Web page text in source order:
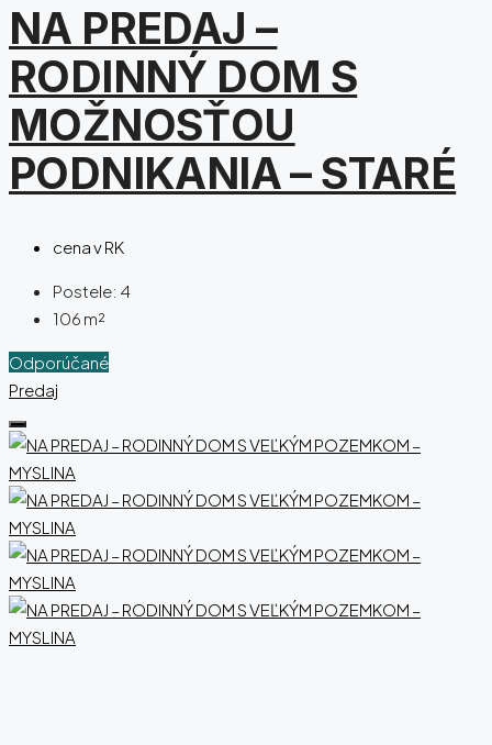
NA PREDAJ –
RODINNÝ DOM S
MOŽNOSŤOU
PODNIKANIA – STARÉ
cena v RK
Postele: 4
106 m²
Odporúčané
Predaj